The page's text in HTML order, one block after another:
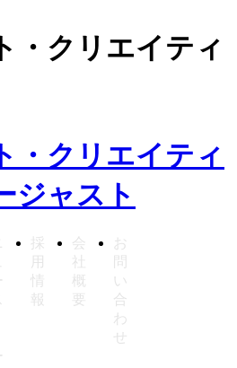
・クリエイティ
・クリエイティ
ジャスト
採
用
情
報
会
社
概
要
お
問
い
合
わ
せ